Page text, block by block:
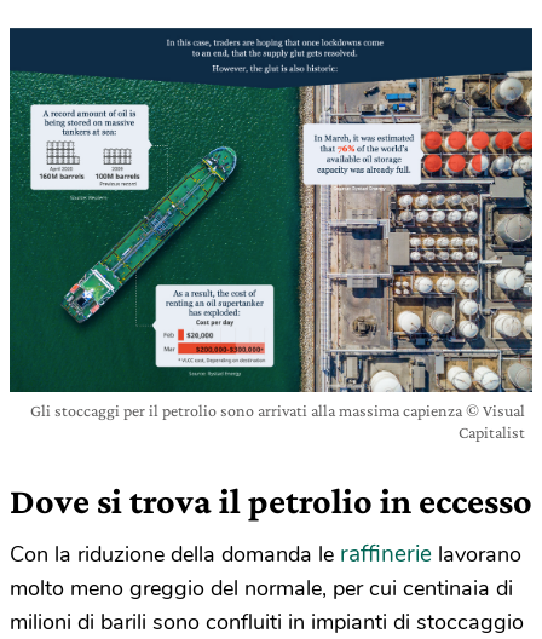
Gli stoccaggi per il petrolio sono arrivati alla massima capienza © Visual
Capitalist
Dove si trova il petrolio in eccesso
Con la riduzione della domanda le raffinerie lavorano
molto meno greggio del normale, per cui centinaia di
milioni di barili sono confluiti in impianti di stoccaggio